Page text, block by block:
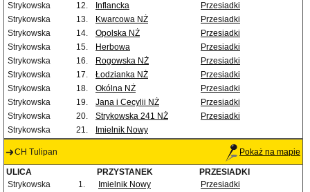
Strykowska
12. Inflancka
Przesiadki
Strykowska
13. Kwarcowa NŻ
Przesiadki
Strykowska
14. Opolska NŻ
Przesiadki
Strykowska
15. Herbowa
Przesiadki
Strykowska
16. Rogowska NŻ
Przesiadki
Strykowska
17. Łodzianka NŻ
Przesiadki
Strykowska
18. Okólna NŻ
Przesiadki
Strykowska
19. Jana i Cecylii NŻ
Przesiadki
Strykowska
20. Strykowska 241 NŻ
Przesiadki
Strykowska
21. Imielnik Nowy
CH Tulipan Pokaż na mapie
ULICA PRZYSTANEK
PRZESIADKI
Strykowska
1. Imielnik Nowy
Przesiadki